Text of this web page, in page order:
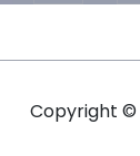
Copyright ©